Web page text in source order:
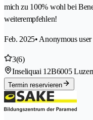
mich zu 100% wohl bei
weiterempfehlen!
Feb. 2025• Anonymous user
3(6)
Inseliquai 12B6005
Termin reservieren